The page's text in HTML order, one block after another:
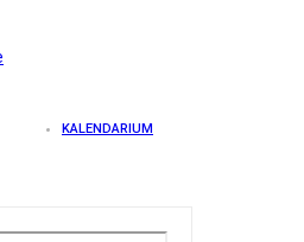
KALENDARIUM